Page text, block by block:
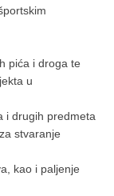
pića i droga te
u
i drugih predmeta
stvaranje
kao i paljenje